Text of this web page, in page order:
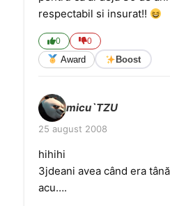
respectabil si insurat!!
0 0
Award Boost
micu`TZU
25 august 2008
hihihi
3jdeani avea când era
acu….